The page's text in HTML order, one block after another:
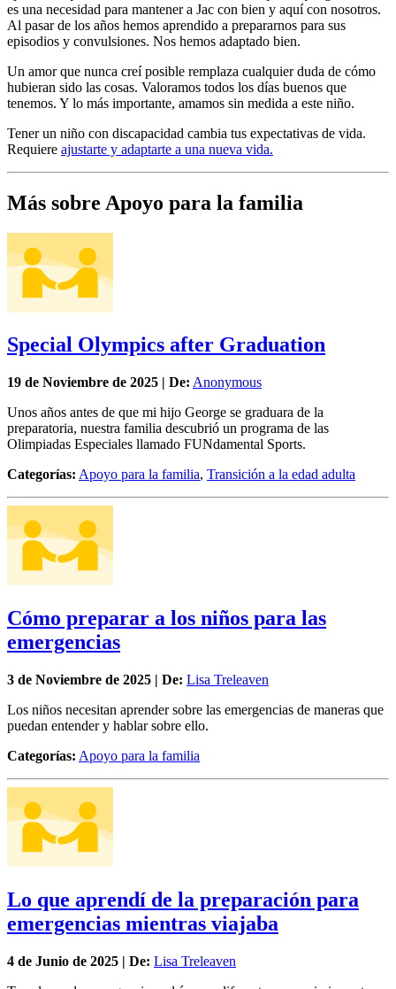
es una necesidad para mantener a Jac con bien y aquí con nosotros.
Al pasar de los años hemos aprendido a prepararnos para sus
episodios y convulsiones. Nos hemos adaptado bien.
Un amor que nunca creí posible remplaza cualquier duda de cómo
hubieran sido las cosas. Valoramos todos los días buenos que
tenemos. Y lo más importante, amamos sin medida a este niño.
Tener un niño con discapacidad cambia tus expectativas de vida.
Requiere ajustarte y adaptarte a una nueva vida.
Más sobre Apoyo para la familia
Special Olympics after Graduation
19 de Noviembre de 2025 | De: Anonymous
Unos años antes de que mi hijo George se graduara de la
preparatoria, nuestra familia descubrió un programa de las
Olimpiadas Especiales llamado FUNdamental Sports.
Categorías: Apoyo para la familia, Transición a la edad adulta
Cómo preparar a los niños para las
emergencias
3 de Noviembre de 2025 | De: Lisa Treleaven
Los niños necesitan aprender sobre las emergencias de maneras que
puedan entender y hablar sobre ello.
Categorías: Apoyo para la familia
Lo que aprendí de la preparación para
emergencias mientras viajaba
4 de Junio de 2025 | De: Lisa Treleaven